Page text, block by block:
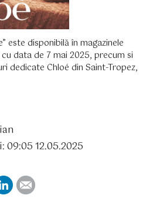
este disponibilă în magazinele
data de 7 mai 2025, precum si
dedicate Chloé din Saint-Tropez,
12.05.2025